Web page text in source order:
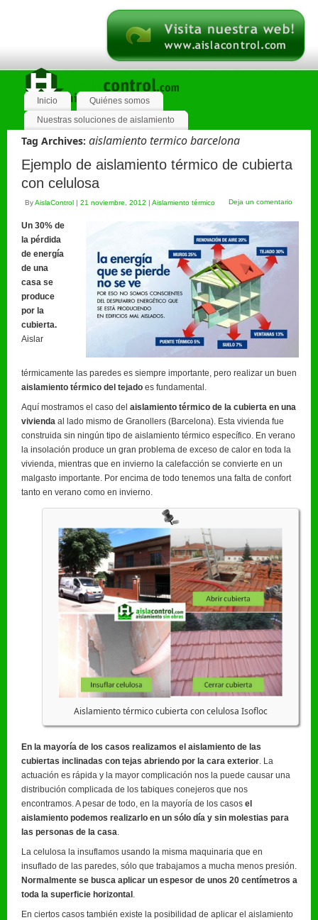
Inicio
Quiénes somos
Nuestras soluciones de aislamiento
Tag Archives: aislamiento termico barcelona
Ejemplo de aislamiento térmico de cubierta
con celulosa
ByAislaControl | 21 noviembre, 2012 | Aislamiento térmico Deja un comentario
Un 30% de
la pérdida
de energía
de una
casa se
produce
por la
cubierta.
Aislar
térmicamente las paredes es siempre importante, pero realizar un buen
aislamiento térmico del tejado es fundamental.
Aquí mostramos el caso del aislamiento térmico de la cubierta en una
vivienda al lado mismo de Granollers (Barcelona). Esta vivienda fue
construida sin ningún tipo de aislamiento térmico específico. En verano
la insolación produce un gran problema de exceso de calor en toda la
vivienda, mientras que en invierno la calefacción se convierte en un
malgasto importante. Por encima de todo tenemos una falta de confort
tanto en verano como en invierno.
Aislamiento térmico cubierta con celulosa Isofloc
En la mayoría de los casos realizamos el aislamiento de las
cubiertas inclinadas con tejas abriendo por la cara exterior. La
actuación es rápida y la mayor complicación nos la puede causar una
distribución complicada de los tabiques conejeros que nos
encontramos. A pesar de todo, en la mayoría de los casos el
aislamiento podemos realizarlo en un sólo día y sin molestias para
las personas de la casa.
La celulosa la insuflamos usando la misma maquinaria que en
insuflado de las paredes, sólo que trabajamos a mucha menos presión.
Normalmente se busca aplicar un espesor de unos 20 centímetros a
toda la superficie horizontal .
En ciertos casos también existe la posibilidad de aplicar el aislamiento